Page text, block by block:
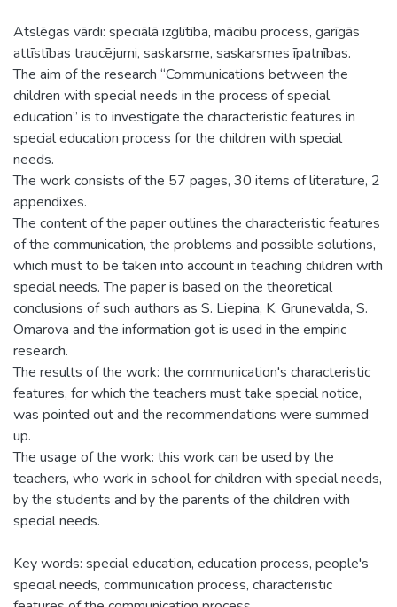
Atslēgas vārdi: speciālā izglītība, mācību process, garīgās
attīstības traucējumi, saskarsme, saskarsmes īpatnības.
The aim of the research “Communications between the
children with special needs in the process of special
education” is to investigate the characteristic features in
special education process for the children with special
needs.
The work consists of the 57 pages, 30 items of literature, 2
appendixes.
The content of the paper outlines the characteristic features
of the communication, the problems and possible solutions,
which must to be taken into account in teaching children with
special needs. The paper is based on the theoretical
conclusions of such authors as S. Liepina, K. Grunevalda, S.
Omarova and the information got is used in the empiric
research.
The results of the work: the communication's characteristic
features, for which the teachers must take special notice,
was pointed out and the recommendations were summed
up.
The usage of the work: this work can be used by the
teachers, who work in school for children with special needs,
by the students and by the parents of the children with
special needs.
Key words: special education, education process, people's
special needs, communication process, characteristic